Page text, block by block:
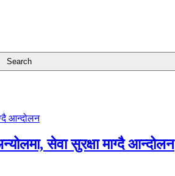
सेवा सुरक्षा माग्दै आन्दोलन